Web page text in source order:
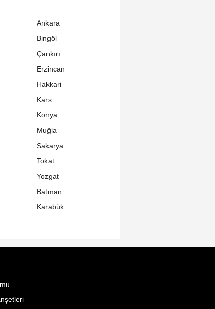
Ankara
Bingöl
Çankırı
Erzincan
Hakkari
Kars
Konya
Muğla
Sakarya
Tokat
Yozgat
Batman
Karabük